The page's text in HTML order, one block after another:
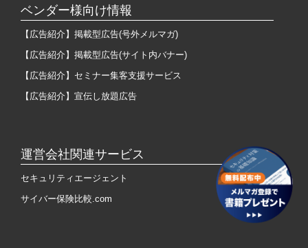
ベンダー様向け情報
【広告紹介】掲載型広告(号外メルマガ)
【広告紹介】掲載型広告(サイト内バナー)
【広告紹介】セミナー集客支援サービス
【広告紹介】宣伝し放題広告
運営会社関連サービス
セキュリティエージェント
サイバー保険比較.com